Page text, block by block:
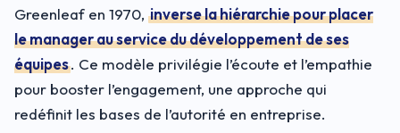
Greenleaf en 1970, inverse la hiérarchie pour placer
le manager au service du développement de ses
équipes. Ce modèle privilégie l’écoute et l’empathie
pour booster l’engagement, une approche qui
redéfinit les bases de l’autorité en entreprise.